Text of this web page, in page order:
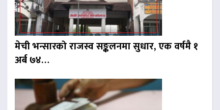
मेची भन्सारको राजस्व सङ्कलनमा सुधार, एक वर्षमै १
अर्ब ७४…